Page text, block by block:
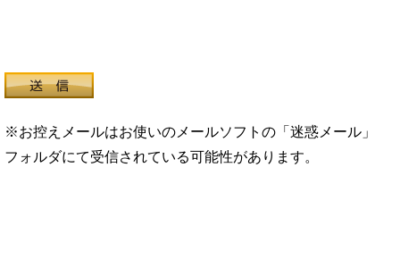
※お控えメールはお使いのメールソフトの「迷惑メール」
フォルダにて受信されている可能性があります。